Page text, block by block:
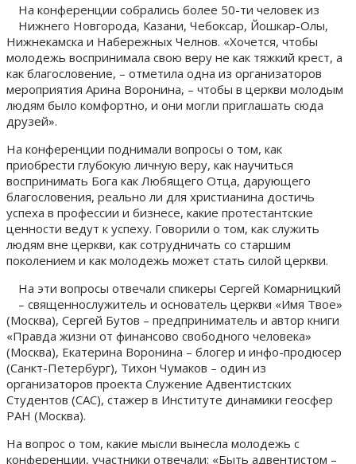
На конференции собрались более 50-ти человек из
Нижнего Новгорода, Казани, Чебоксар, Йошкар-Олы,
Нижнекамска и Набережных Челнов. «Хочется, чтобы
молодежь воспринимала свою веру не как тяжкий крест, а
как благословение, – отметила одна из организаторов
мероприятия Арина Воронина, – чтобы в церкви молодым
людям было комфортно, и они могли приглашать сюда
друзей».
На конференции поднимали вопросы о том, как
приобрести глубокую личную веру, как научиться
воспринимать Бога как Любящего Отца, дарующего
благословения, реально ли для христианина достичь
успеха в профессии и бизнесе, какие протестантские
ценности ведут к успеху. Говорили о том, как служить
людям вне церкви, как сотрудничать со старшим
поколением и как молодежь может стать силой церкви.
На эти вопросы отвечали спикеры Сергей Комарницкий
– священнослужитель и основатель церкви «Имя Твое»
(Москва), Сергей Бутов – предприниматель и автор книги
«Правда жизни от финансово свободного человека»
(Москва), Екатерина Воронина – блогер и инфо-продюсер
(Санкт-Петербург), Тихон Чумаков – один из
организаторов проекта Служение Адвентистских
Студентов (САС), стажер в Институте динамики геосфер
РАН (Москва).
На вопрос о том, какие мысли вынесла молодежь с
конференции, участники отвечали: «Быть адвентистом –